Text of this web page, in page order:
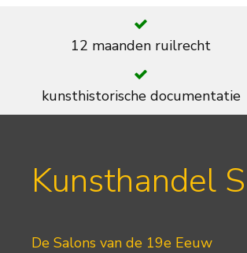
12 maanden ruilrecht
kunsthistorische documentatie
Kunsthandel
De Salons van de 19e Eeuw